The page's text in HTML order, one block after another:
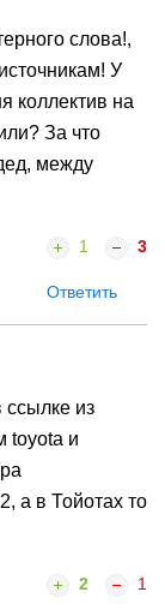
слова!,
У
коллектив на
За что
между
1 3
Ответить
ссылке из
toyota и
а в Тойотах то
2 1